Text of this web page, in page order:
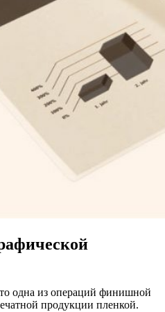
одна из операций финишной
продукции пленкой.